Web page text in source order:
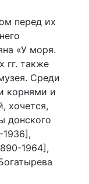
перед их
«У моря.
гг. также
Среди
корнями и
хочется,
донского
1964],